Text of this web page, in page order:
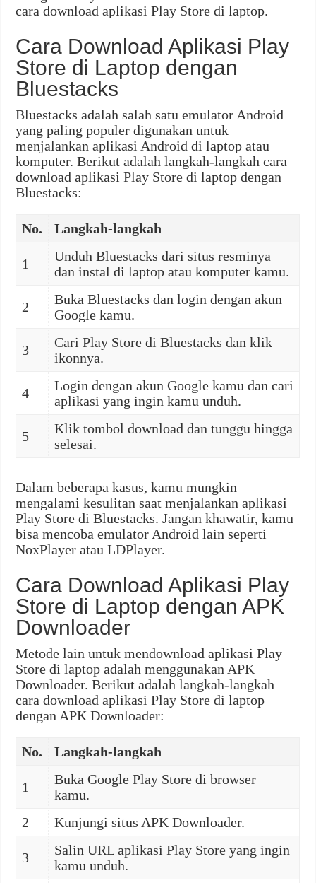
cara download aplikasi Play Store di laptop.
Cara Download Aplikasi Play
Store di Laptop dengan
Bluestacks
Bluestacks adalah salah satu emulator Android
yang paling populer digunakan untuk
menjalankan aplikasi Android di laptop atau
komputer. Berikut adalah langkah-langkah cara
download aplikasi Play Store di laptop dengan
Bluestacks:
No. Langkah-langkah
1
Unduh Bluestacks dari situs resminya
dan instal di laptop atau komputer kamu.
2
Buka Bluestacks dan login dengan akun
Google kamu.
3
Cari Play Store di Bluestacks dan klik
ikonnya.
4
Login dengan akun Google kamu dan cari
aplikasi yang ingin kamu unduh.
5
Klik tombol download dan tunggu hingga
selesai.
Dalam beberapa kasus, kamu mungkin
mengalami kesulitan saat menjalankan aplikasi
Play Store di Bluestacks. Jangan khawatir, kamu
bisa mencoba emulator Android lain seperti
NoxPlayer atau LDPlayer.
Cara Download Aplikasi Play
Store di Laptop dengan APK
Downloader
Metode lain untuk mendownload aplikasi Play
Store di laptop adalah menggunakan APK
Downloader. Berikut adalah langkah-langkah
cara download aplikasi Play Store di laptop
dengan APK Downloader:
No. Langkah-langkah
1
Buka Google Play Store di browser
kamu.
2
Kunjungi situs APK Downloader.
3
Salin URL aplikasi Play Store yang ingin
kamu unduh.